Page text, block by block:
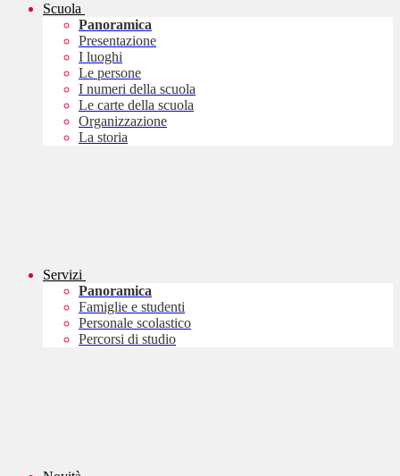
Scuola
Panoramica
Presentazione
I luoghi
Le persone
I numeri della scuola
Le carte della scuola
Organizzazione
La storia
Servizi
Panoramica
Famiglie e studenti
Personale scolastico
Percorsi di studio